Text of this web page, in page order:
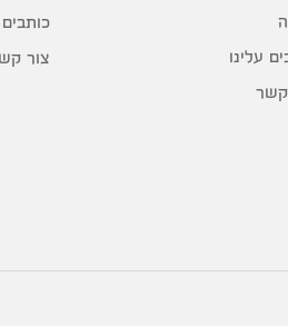
עלינו
קשר
כותבים
צור